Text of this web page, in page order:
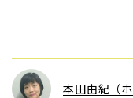
本田由紀（ホ